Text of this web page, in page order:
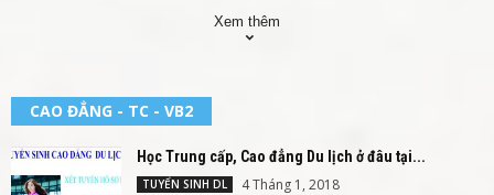
Xem thêm
CAO ĐẲNG - TC - VB2
Học Trung cấp, Cao đẳng Du lịch ở đâu tại...
TUYỂN SINH DL 4 Tháng 1, 2018